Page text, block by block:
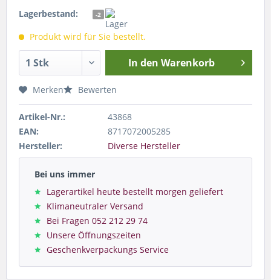
Lagerbestand: -2
Produkt wird für Sie bestellt.
In den Warenkorb
Merken Bewerten
Artikel-Nr.:
43868
EAN:
8717072005285
Hersteller:
Diverse Hersteller
Bei uns immer
Lagerartikel heute bestellt morgen geliefert
Klimaneutraler Versand
Bei Fragen 052 212 29 74
Unsere Öffnungszeiten
Geschenkverpackungs Service